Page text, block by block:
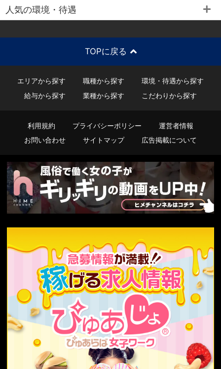
人気の環境・待遇
TOPに戻る
エリアから探す 職種から探す
環境・待遇から探す
給与から探す
業種から探す こだわりから探す
利用規約 プライバシーポリシー
運営者情報
お問い合わせ
サイトマップ 広告掲載について